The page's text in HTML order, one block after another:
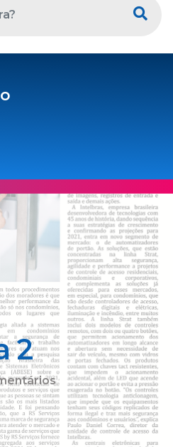
2